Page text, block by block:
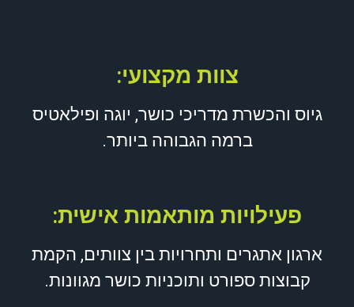
צוות מקצועי:
גיוס והכשרת מדריכי כושר, יוגה ופילאטיס
ברמה הגבוהה ביותר.
פעילויות מותאמות אישית:
ארגון אתגרים ותחרויות בין צוותים, הקמת
קבוצות ספורט ותוכניות כושר מגוונות.